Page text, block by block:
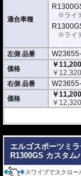
可動域と調整性能
170°の広い可動範
ョンに合わせた細か
ライダーの体格や
移動で最適な後方
構造と特長
軽量かつ高剛性
耐久性に優れた
走行中の振動を
凸面鏡ガラスに
昼夜を問わずク
公道走行対応
適合車種
※ライ
※ライ
左側 品番
価格
￥11,200
￥
右側 品番
価格
￥11,200
￥
エルゴスポーツミ
R1300GS カスタム
スワイプでスクロー